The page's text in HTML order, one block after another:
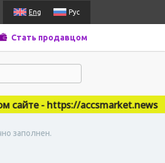
Eng Рус
Стать продавцом
- https://accsmarket.news
заполнен.